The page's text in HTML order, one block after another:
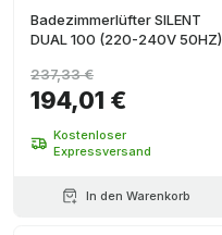
Badezimmerlüfter SILENT
DUAL 100 (220-240V 50HZ)
194,01 €
237,33 €
Kostenloser
Expressversand
In den Warenkorb